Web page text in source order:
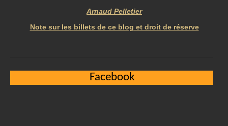
Arnaud Pelletier
Note sur les billets de ce blog et droit de réserve
Facebook